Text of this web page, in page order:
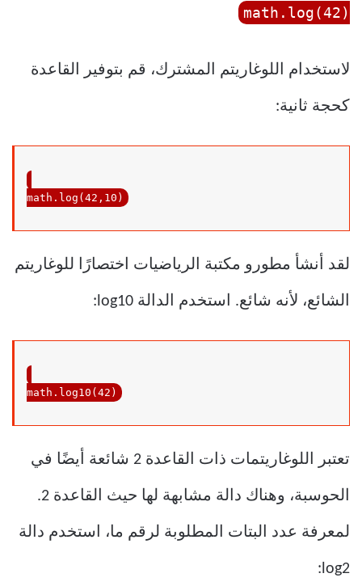
math.log(42)
لاستخدام اللوغاريتم المشترك، قم بتوفير القاعدة
كحجة ثانية:
math.log( 42 , 10 )
لقد أنشأ مطورو مكتبة الرياضيات اختصارًا للوغاريتم
الشائع، لأنه شائع. استخدم الدالة log10:
math.log10( 42 )
تعتبر اللوغاريتمات ذات القاعدة 2 شائعة أيضًا في
الحوسبة، وهناك دالة مشابهة لها حيث القاعدة 2.
لمعرفة عدد البتات المطلوبة لرقم ما، استخدم دالة
log2: